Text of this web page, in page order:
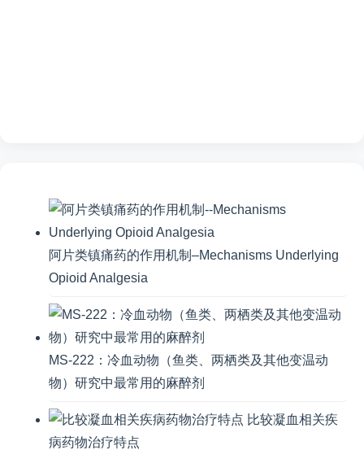
阿片类镇痛药的作用机制–Mechanisms Underlying
Opioid Analgesia
MS-222：冷血动物（鱼类、两栖类及其他变温动
物）研究中最常用的麻醉剂
比较凝血相关疾
病药物治疗特点